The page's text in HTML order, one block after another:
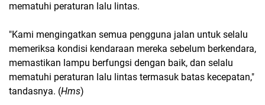
mematuhi peraturan lalu lintas.
"Kami mengingatkan semua pengguna jalan untuk selalu
memeriksa kondisi kendaraan mereka sebelum berkendara,
memastikan lampu berfungsi dengan baik, dan selalu
mematuhi peraturan lalu lintas termasuk batas kecepatan,"
tandasnya. (Hms)